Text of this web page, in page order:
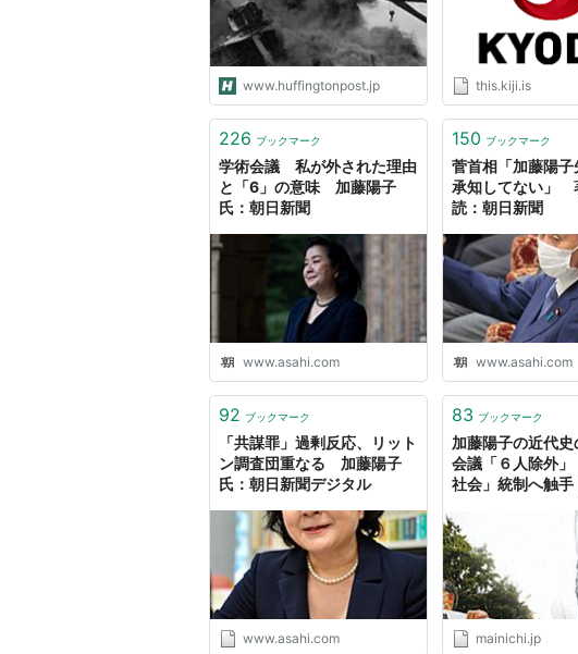
www.huffingtonpost.jp this.kiji.is
226 ブックマーク
学術会議 私が外された理由
と「6」の意味 加藤陽子
氏：朝日新聞
www.asahi.com
150 ブックマーク
菅首相「加藤陽子
承知してない」
読：朝日新聞
www.asahi.com
92 ブックマーク
「共謀罪」過剰反応、リット
ン調査団重なる 加藤陽子
氏：朝日新聞デジタル
www.asahi.com
83 ブックマーク
加藤陽子の近代
会議「６人除外
社会」統制へ触手
mainichi.jp